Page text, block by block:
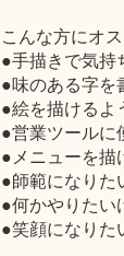
こんな方にオ
●手描きで気持
●味のある字を
●絵を描けるよ
●営業ツールに
●メニューを描
●師範になりた
●何かやりたい
●笑顔になりた